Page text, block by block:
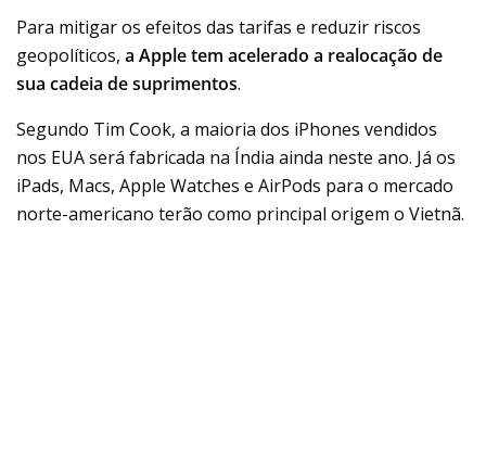
Para mitigar os efeitos das tarifas e reduzir riscos
geopolíticos, a Apple tem acelerado a realocação de
sua cadeia de suprimentos.
Segundo Tim Cook, a maioria dos iPhones vendidos
nos EUA será fabricada na Índia ainda neste ano. Já os
iPads, Macs, Apple Watches e AirPods para o mercado
norte-americano terão como principal origem o Vietnã.